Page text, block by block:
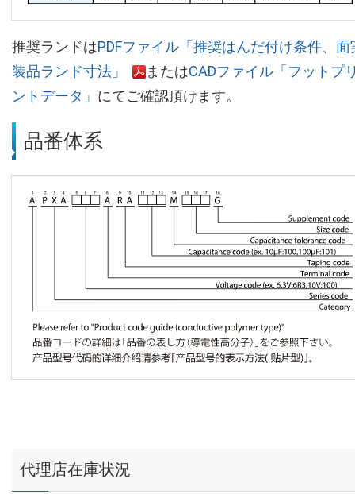
推奨ランドはPDFファイル「推奨はんだ付け条件、面
装品ランド寸法」
またはCADファイル「フットプ
ントデータ」 にてご確認頂けます。
品番体系
代理店在庫状況